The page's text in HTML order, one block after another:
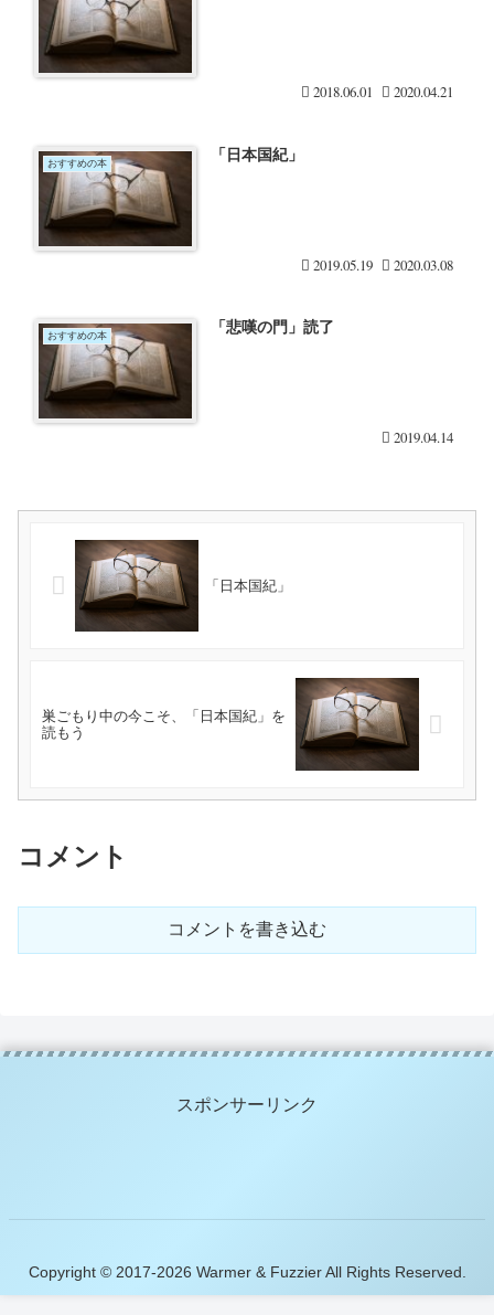
2018.06.01 2020.04.21
おすすめの本 「日本国紀」
2019.05.19 2020.03.08
おすすめの本 「悲嘆の門」読了
2019.04.14
「日本国紀」
巣ごもり中の今こそ、「日本国紀」を
読もう
コメント
コメントを書き込む
スポンサーリンク
Copyright © 2017-2026 Warmer & Fuzzier All Rights Reserved.